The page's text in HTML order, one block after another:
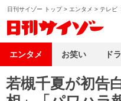
日刊サイゾー トップ> エンタメ > テレビ
若槻千夏が初告
エンタメ お笑い ド